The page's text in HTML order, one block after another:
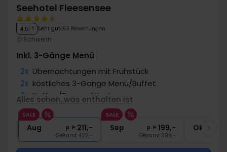
Seehotel Fleesensee
4.5/ 5 Sehr gut 153 Bewertungen
Schwerin
Inkl. 3-Gänge Menü
2x Übernachtungen mit Frühstück
2x köstliches 3-Gänge Menü/Buffet
2x Kaffee/Tee und Kuchen
1x ein Gratisgetränk
∞ Gratis Nutzung Spa-/Wellnessbereich
Alles sehen, was enthalten ist
SALE
Aug p. P.211,-
Gesamt 422,-
SALE
Sep p. P.199,-
Gesamt 398,-
Okt